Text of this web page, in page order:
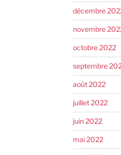
décembre
novembre
octobre 2022
septembre
août 2022
juillet 2022
juin 2022
mai 2022